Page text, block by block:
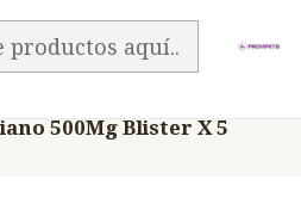
EN TODA LA TIENDA
500Mg Blister X 5